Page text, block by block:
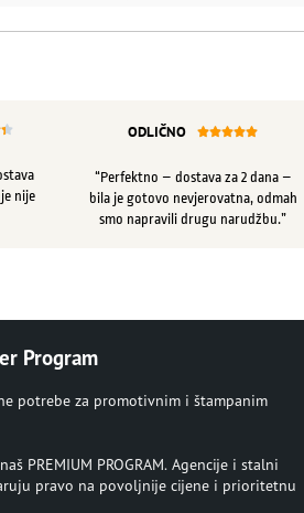

nije
ODLIČNO 
“Perfektno – dostava za 2 dana –
bila je gotovo nevjerovatna, odmah
smo napravili drugu narudžbu.”
Program
potrebe za promotivnim i štampanim
PREMIUM PROGRAM. Agencije i stalni
pravo na povoljnije cijene i prioritetnu